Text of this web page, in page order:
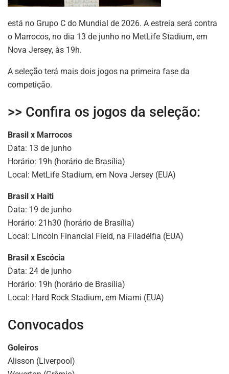
está no Grupo C do Mundial de 2026. A estreia será contra
o Marrocos, no dia 13 de junho no MetLife Stadium, em
Nova Jersey, às 19h.
A seleção terá mais dois jogos na primeira fase da
competição.
>> Confira os jogos da seleção:
Brasil x Marrocos
Data: 13 de junho
Horário: 19h (horário de Brasília)
Local: MetLife Stadium, em Nova Jersey (EUA)
Brasil x Haiti
Data: 19 de junho
Horário: 21h30 (horário de Brasília)
Local: Lincoln Financial Field, na Filadélfia (EUA)
Brasil x Escócia
Data: 24 de junho
Horário: 19h (horário de Brasília)
Local: Hard Rock Stadium, em Miami (EUA)
Convocados
Goleiros
Alisson (Liverpool)